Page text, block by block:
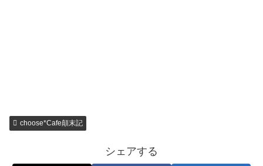
choose*Cafe顛末記
シェアする